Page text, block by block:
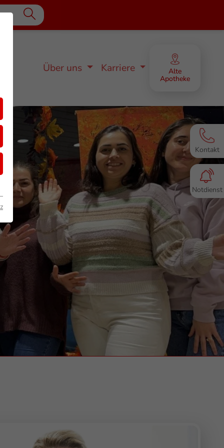
Über uns
Die Lambrichs
Karriere
Ausbildung
Alte
Apotheke
Kontakt
Notdienst